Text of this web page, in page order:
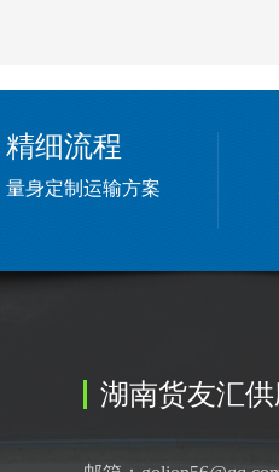
精细流程
量身定制运输方案
湖南货友汇